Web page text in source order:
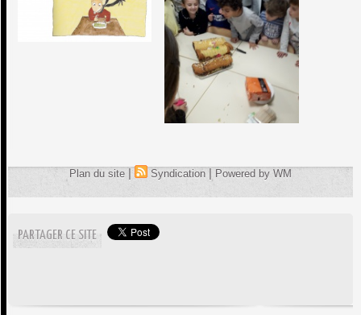
Plan du site | Syndication | Powered by WM
PARTAGER CE SITE